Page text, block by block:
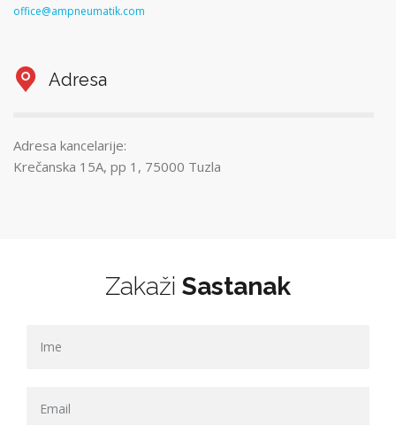
office@ampneumatik.com
Adresa
Adresa kancelarije:
Krečanska 15A, pp 1, 75000 Tuzla
Zakaži Sastanak